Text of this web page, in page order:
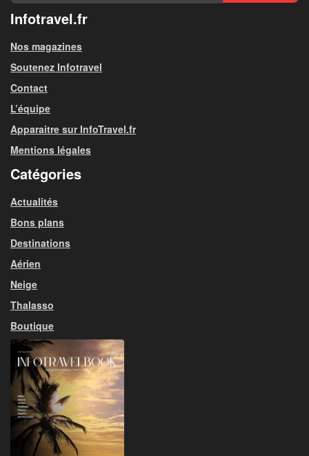
Infotravel.fr
Nos magazines
Soutenez Infotravel
Contact
L’équipe
Apparaitre sur InfoTravel.fr
Mentions légales
Catégories
Actualités
Bons plans
Destinations
Aérien
Neige
Thalasso
Boutique